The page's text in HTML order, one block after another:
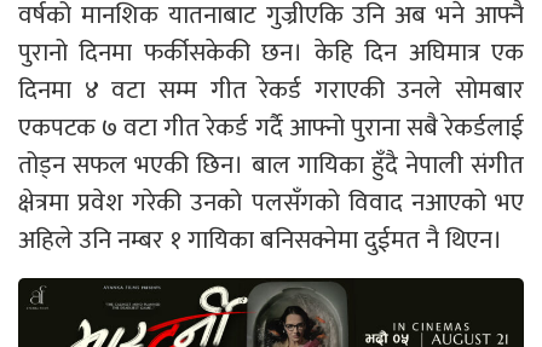
वर्षको मानशिक यातनाबाट गुज्रीएकि उनि अब भने आफ्नै
पुरानो दिनमा फर्कीसकेकी छन। केहि दिन अघिमात्र एक
दिनमा ४ वटा सम्म गीत रेकर्ड गराएकी उनले सोमबार
एकपटक ७ वटा गीत रेकर्ड गर्दै आफ्नो पुराना सबै रेकर्डलाई
तोड्न सफल भएकी छिन। बाल गायिका हुँदै नेपाली संगीत
क्षेत्रमा प्रवेश गरेकी उनको पलसँगको विवाद नआएको भए
अहिले उनि नम्बर १ गायिका बनिसक्नेमा दुईमत नै थिएन।